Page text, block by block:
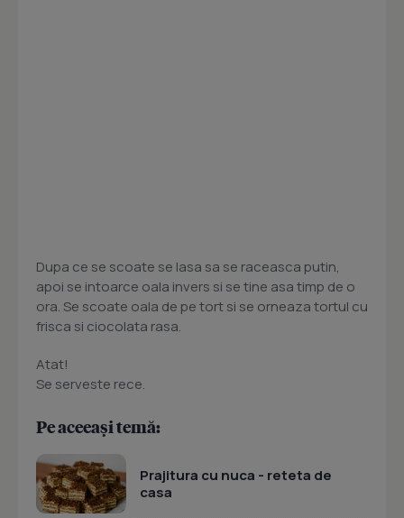
Dupa ce se scoate se lasa sa se raceasca putin,
apoi se intoarce oala invers si se tine asa timp de o
ora. Se scoate oala de pe tort si se orneaza tortul cu
frisca si ciocolata rasa.
Atat!
Se serveste rece.
Pe aceeași temă:
Prajitura cu nuca - reteta de
casa